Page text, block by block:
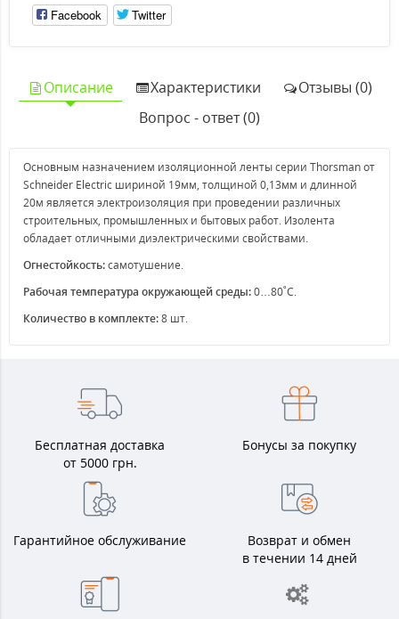
Facebook Twitter
Описание Характеристики
Отзывы (0)
Вопрос - ответ (0)
Основным назначением изоляционной ленты серии Thorsmanот
Schneider Electric шириной 19мм, толщиной 0,13мм и длинной
20м является электроизоляция при проведении различных
строительных, промышленных и бытовых работ. Изолента
обладает отличными диэлектрическими свойствами.
Огнестойкость:самотушение.
Рабочая температура окружающей среды:0…80˚С.
Количество в комплекте:8 шт.
Бесплатная доставка
от 5000 грн.
Бонусы за покупку
Гарантийное обслуживание
Возврат и обмен
в течении 14 дней